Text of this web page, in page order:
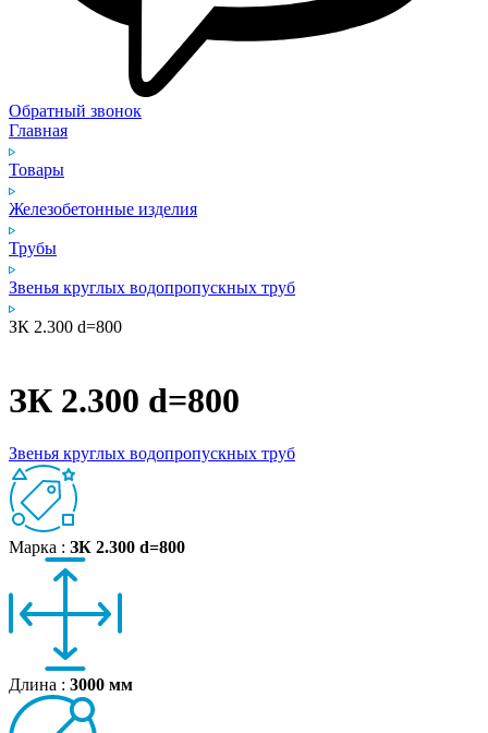
Обратный звонок
Главная
Товары
Железобетонные изделия
Трубы
Звенья круглых водопропускных труб
ЗК 2.300 d=800
ЗК 2.300 d=800
Звенья круглых водопропускных труб
Марка : ЗК 2.300 d=800
Длина : 3000 мм